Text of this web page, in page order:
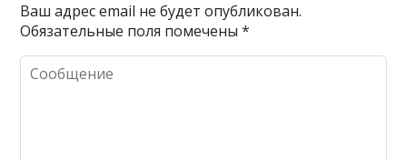
Ваш адрес email не будет опубликован.
Обязательные поля помечены*